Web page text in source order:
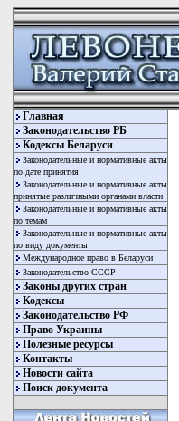
Главная
Законодательство РБ
Кодексы Беларуси
Законодательные и нормативные акты
по дате принятия
Законодательные и нормативные акты
принятые различными органами власти
Законодательные и нормативные акты
по темам
Законодательные и нормативные акты
по виду документы
Международное право в Беларуси
Законодательство СССР
Законы других стран
Кодексы
Законодательство РФ
Право Украины
Полезные ресурсы
Контакты
Новости сайта
Поиск документа